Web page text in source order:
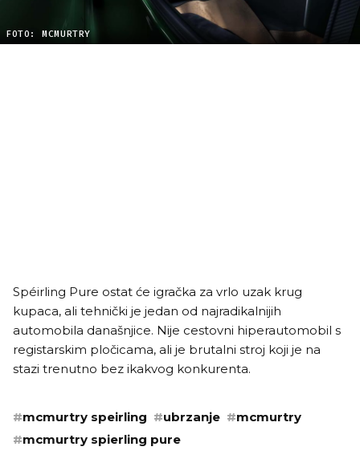
FOTO: MCMURTRY
Spéirling Pure ostat će igračka za vrlo uzak krug
kupaca, ali tehnički je jedan od najradikalnijih
automobila današnjice. Nije cestovni hiperautomobil s
registarskim pločicama, ali je brutalni stroj koji je na
stazi trenutno bez ikakvog konkurenta.
#mcmurtry speirling #ubrzanje #mcmurtry
#mcmurtry spierling pure